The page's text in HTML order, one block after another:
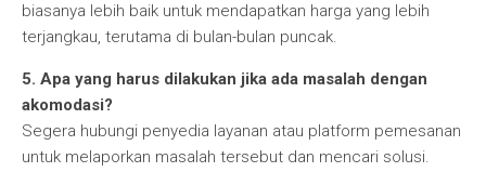
biasanya lebih baik untuk mendapatkan harga yang lebih
terjangkau, terutama di bulan-bulan puncak.
5. Apa yang harus dilakukan jika ada masalah dengan
akomodasi?
Segera hubungi penyedia layanan atau platform pemesanan
untuk melaporkan masalah tersebut dan mencari solusi.